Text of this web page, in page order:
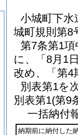
小城町下水
城町規則第8
第7条第1
に、「8月1
改め、「第4
別表第1を
別表第1(第9
一括納付
納期前に納付した